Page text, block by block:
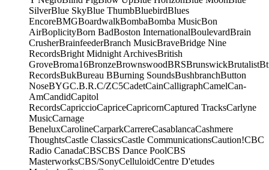
SilverBlue SkyBlue ThumbBluebirdBlues
EncoreBMGBoardwalkBombaBomba MusicBon
AirBoplicityBorn BadBoston InternationalBoulevardBrain
CrusherBrainfeederBranch MusicBraveBridge Nine
RecordsBright Midnight ArchivesBritish
GroveBroma16BronzeBrownswoodBRSBrunswickBrutalist
RecordsBukBureau BBurning SoundsBushbranchButton
NoseBYGC.B.R.C/ZC5CadetCainCalligraphCamelCan-
AmCandidCapitol
RecordsCapriccioCapriceCapricornCaptured TracksCarlyne
MusicCarnage
BeneluxCarolineCarparkCarrereCasablancaCashmere
ThoughtsCastle ClassicsCastle CommunicationsCaution!CBC
Radio CanadaCBSCBS Dance PoolCBS
MasterworksCBS/SonyCelluloidCentre D'etudes